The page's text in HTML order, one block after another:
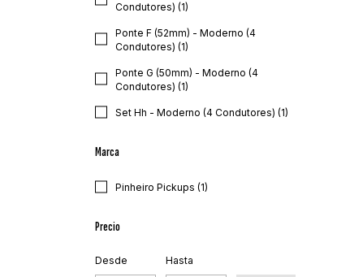
Condutores) (1)
Ponte F (52mm) - Moderno (4
Condutores) (1)
Ponte G (50mm) - Moderno (4
Condutores) (1)
Set Hh - Moderno (4 Condutores) (1)
Marca
Pinheiro Pickups (1)
Precio
Desde Hasta